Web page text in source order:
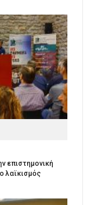
επιστημονική
λαϊκισμός